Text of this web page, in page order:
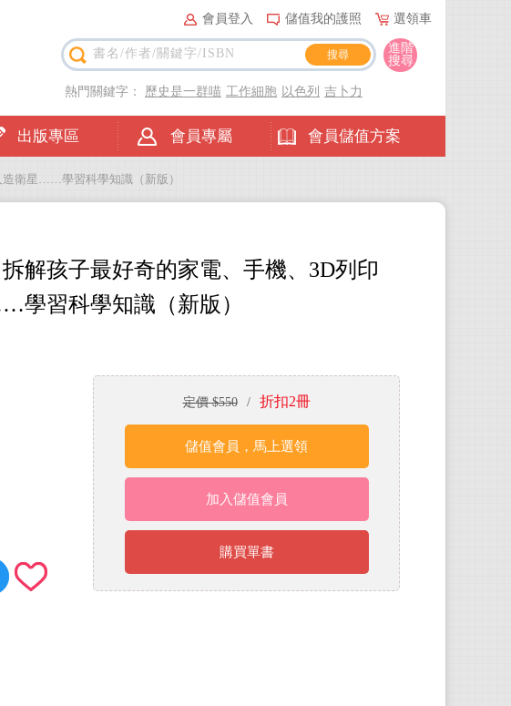
會員登入 儲值我的護照 選領車
出版專區 會員專屬 會員儲值方案
進階
搜尋
熱門關鍵字： 歷史是一群喵 工作細胞 以色列 吉卜力
造衛星……學習科學知識（新版）
解孩子最好奇的家電、手機、3D列印
習科學知識（新版）
定價 $550 / 折扣2冊
儲值會員，馬上選領
加入儲值會員
購買單書